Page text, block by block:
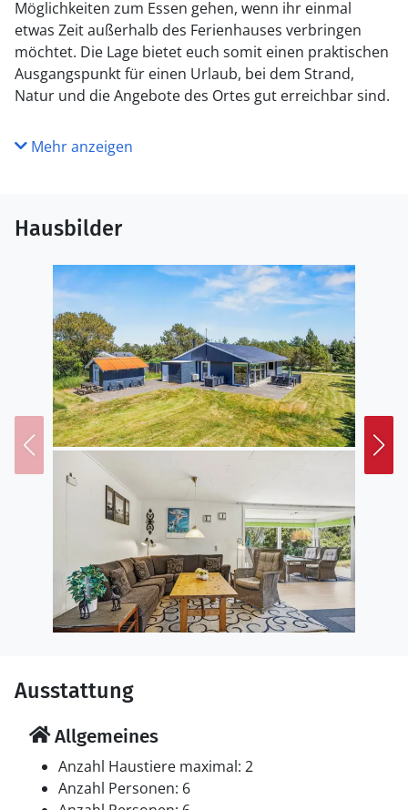
Möglichkeiten zum Essen gehen, wenn ihr einmal
etwas Zeit außerhalb des Ferienhauses verbringen
möchtet. Die Lage bietet euch somit einen praktischen
Ausgangspunkt für einen Urlaub, bei dem Strand,
Natur und die Angebote des Ortes gut erreichbar sind.
Mehr anzeigen
Hausbilder
Ausstattung
Allgemeines
Anzahl Haustiere maximal: 2
Anzahl Personen: 6